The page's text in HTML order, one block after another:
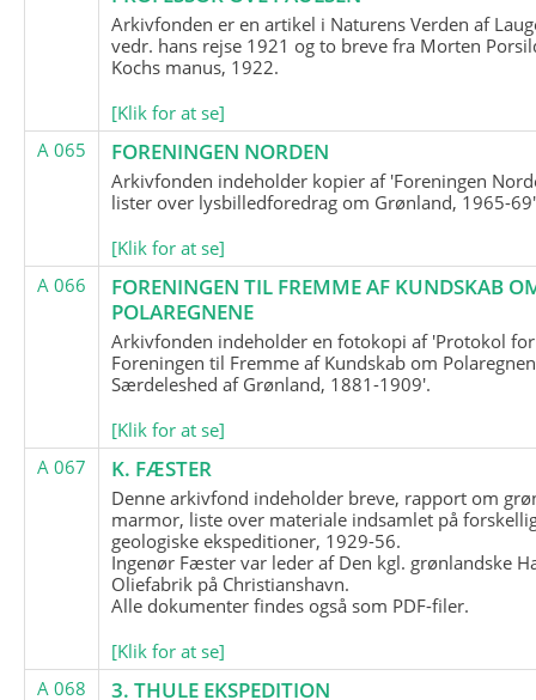
Arkivfonden er en artikel i Naturens Verden af
vedr. hans rejse 1921 og to breve fra Morten
Kochs manus, 1922.
[Klik for at se]
A 065
FORENINGEN NORDEN
Arkivfonden indeholder kopier af 'Foreningen
lister over lysbilledforedrag om Grønland, 1965-
[Klik for at se]
A 066
FORENINGEN TIL FREMME AF KUNDSKAB
POLAREGNENE
Arkivfonden indeholder en fotokopi af 'Protokol for
Foreningen til Fremme af Kundskab om
Særdeleshed af Grønland, 1881-1909'.
[Klik for at se]
A 067
K. FÆSTER
Denne arkivfond indeholder breve, rapport om
marmor, liste over materiale indsamlet på
geologiske ekspeditioner, 1929-56.
Ingenør Fæster var leder af Den kgl. grønlandske
Oliefabrik på Christianshavn.
Alle dokumenter findes også som PDF-filer.
[Klik for at se]
A 068
3. THULE EKSPEDITION